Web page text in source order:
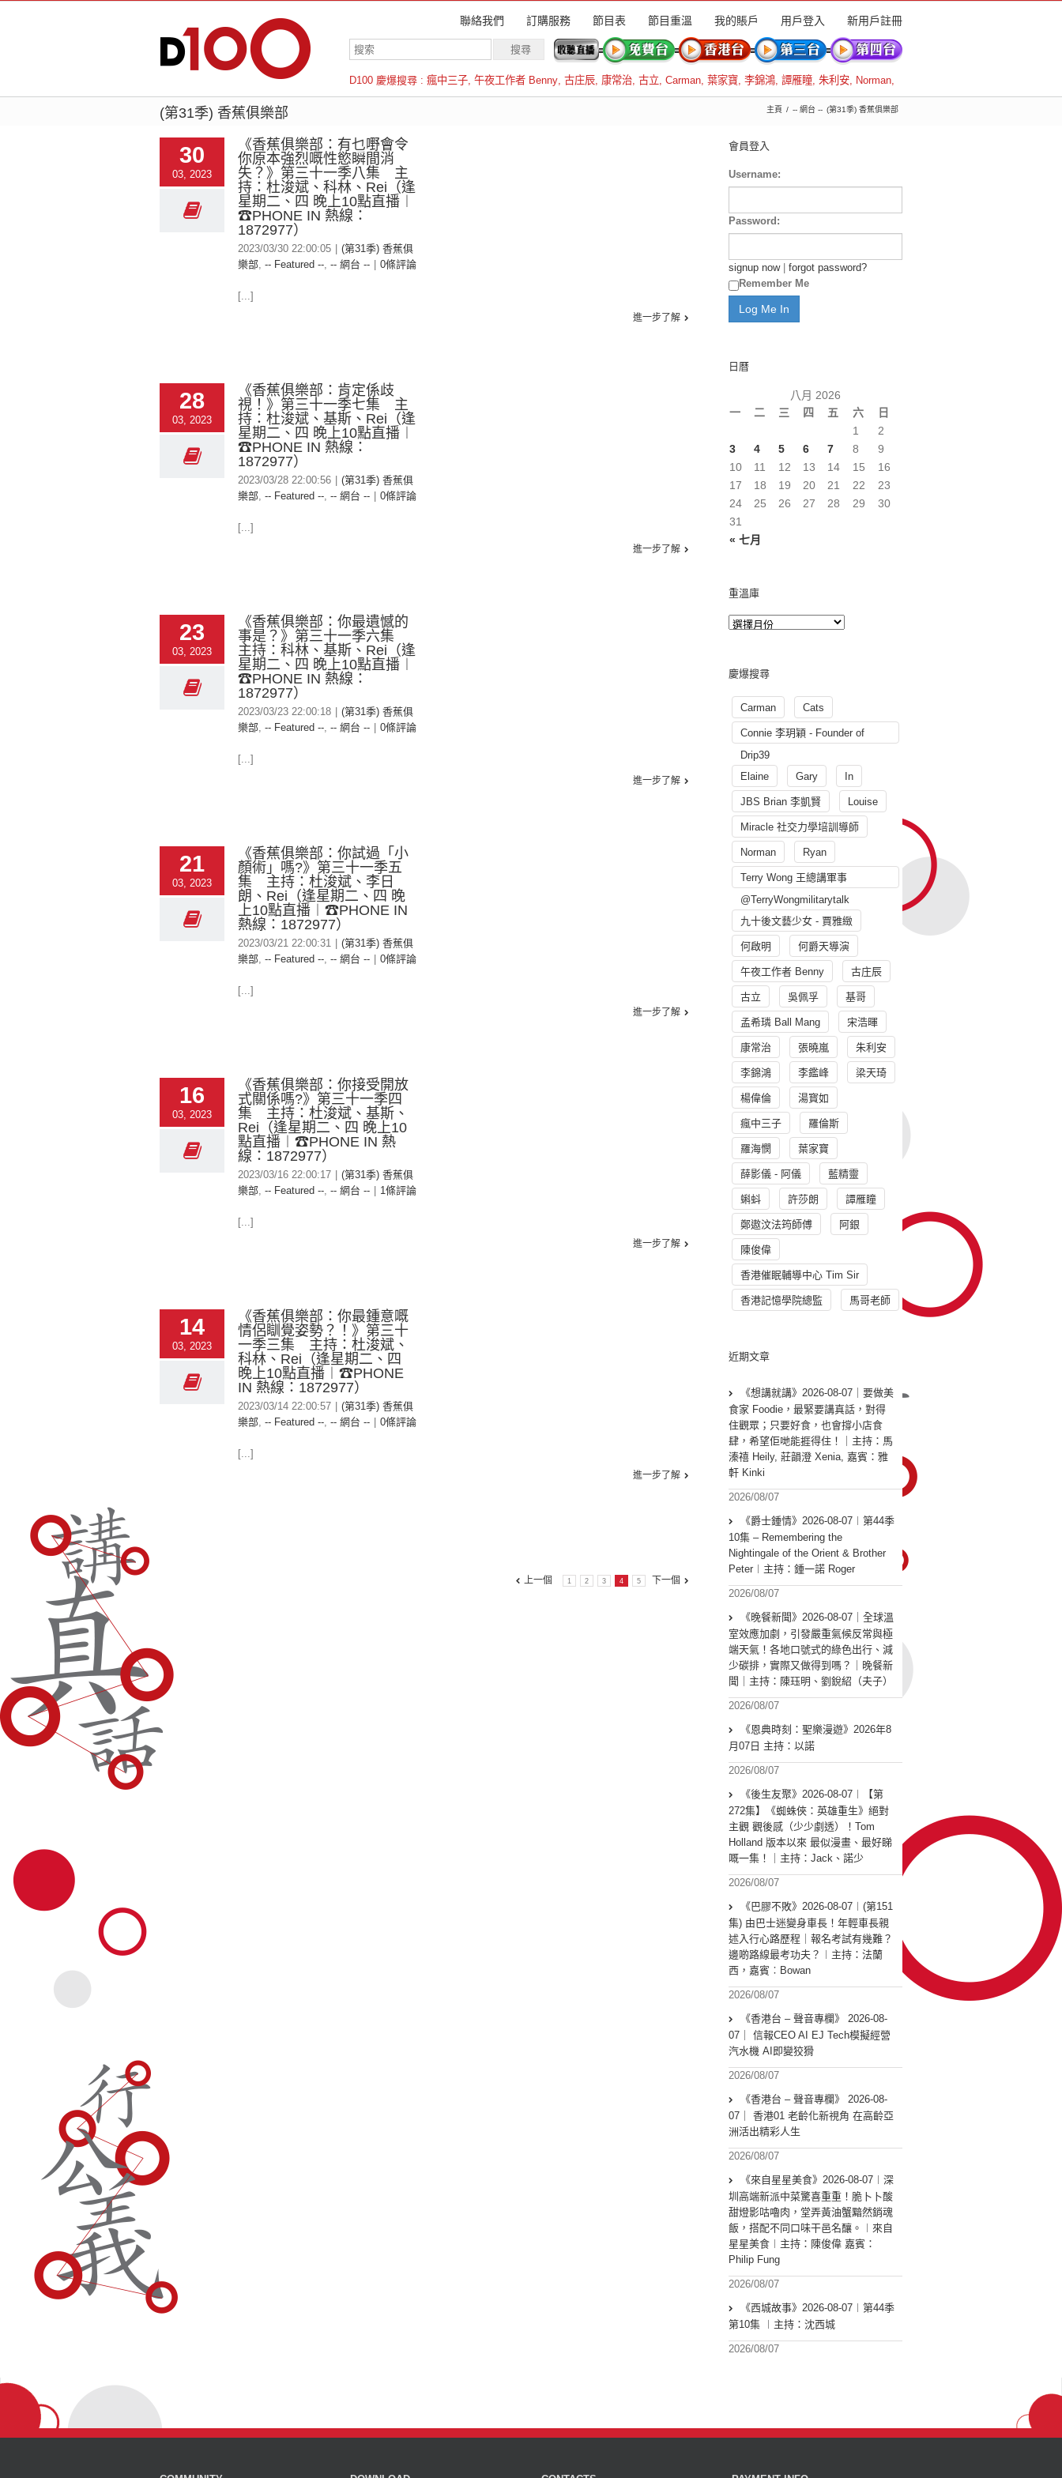
聯絡我們 訂購服務 節目表 節目重溫 我的賬戶 用戶登入 新用戶註冊
D100 慶爆搜尋 : 瘋中三子, 午夜工作者 Benny, 古庄辰, 康常治, 古立, Carman, 葉家寶, 李錦鴻, 譚雁瞳, 朱利安, Norman,
羅倫斯
(第31季) 香蕉俱樂部 主頁 -- 網台 -- (第31季) 香蕉俱樂部
30
03, 2023
《香蕉俱樂部：有乜嘢會令
你原本強烈嘅性慾瞬間消
失？》第三十一季八集 主
持：杜浚斌、科林、Rei（逢
星期二、四 晚上10點直播︱
☎PHONE IN 熱線：
1872977）
2023/03/30 22:00:05
(第31季) 香蕉俱
樂部, -- Featured --, -- 網台 -- 0條評論
[...]
進一步了解
28
03, 2023
《香蕉俱樂部：肯定係歧
視！》第三十一季七集 主
持：杜浚斌、基斯、Rei（逢
星期二、四 晚上10點直播︱
☎PHONE IN 熱線：
1872977）
2023/03/28 22:00:56
(第31季) 香蕉俱
樂部, -- Featured --, -- 網台 -- 0條評論
[...]
進一步了解
23
03, 2023
《香蕉俱樂部：你最遺憾的
事是？》第三十一季六集
主持：科林、基斯、Rei（逢
星期二、四 晚上10點直播︱
☎PHONE IN 熱線：
1872977）
2023/03/23 22:00:18
(第31季) 香蕉俱
樂部, -- Featured --, -- 網台 -- 0條評論
[...]
進一步了解
21
03, 2023
《香蕉俱樂部：你試過「小
顏術」嗎?》第三十一季五
集 主持：杜浚斌、李日
朗、Rei（逢星期二、四 晚
上10點直播︱☎PHONE IN
熱線：1872977）
2023/03/21 22:00:31
(第31季) 香蕉俱
樂部, -- Featured --, -- 網台 -- 0條評論
[...]
進一步了解
16
03, 2023
《香蕉俱樂部：你接受開放
式關係嗎?》第三十一季四
集 主持：杜浚斌、基斯、
Rei（逢星期二、四 晚上10
點直播︱☎PHONE IN 熱
線：1872977）
2023/03/16 22:00:17
(第31季) 香蕉俱
樂部, -- Featured --, -- 網台 -- 1條評論
[...]
進一步了解
14
03, 2023
《香蕉俱樂部：你最鍾意嘅
情侶瞓覺姿勢？！》第三十
一季三集 主持：杜浚斌、
科林、Rei（逢星期二、四
晚上10點直播︱☎PHONE
IN 熱線：1872977）
2023/03/14 22:00:57
(第31季) 香蕉俱
樂部, -- Featured --, -- 網台 -- 0條評論
[...]
進一步了解
上一個 1 2 3 4 5 下一個
會員登入
Username:
Password:
signup now| forgot password?
Remember Me
日曆
八月 2026
一
二 三 四 五 六 日
« 七月
1
2
3
4 5 6 7 8
9
10
11 12 13 14 15
16
17
18 19 20 21 22
23
24
25 26 27 28 29
30
31
重溫庫
慶爆搜尋
Carman Cats
Connie 李玥穎 - Founder of
Drip39
Elaine
Gary In
JBS Brian 李凱賢 Louise
Miracle 社交力學培訓導師
Norman Ryan
Terry Wong 王總講軍事
@TerryWongmilitarytalk
九十後文藝少女 - 賈雅緻
何啟明 何爵天導演
午夜工作者 Benny 古庄辰
古立 吳佩孚 基哥
孟希璘 Ball Mang 宋浩暉
康常治 張曉嵐 朱利安
李錦鴻 李鑑峰 梁天琦
楊偉倫 湯寳如
瘋中三子 羅倫斯
羅海憫 葉家寶
薛影儀 - 阿儀 藍精靈
蝌蚪 許莎朗 譚雁瞳
鄭遨汶法筠師傅 阿銀
陳俊偉
香港催眠輔導中心 Tim Sir
香港記憶學院總監 馬哥老師
近期文章
《想講就講》2026-08-07｜要做美
食家 Foodie，最緊要講真話，對得
住觀眾；只要好食，也會撐小店食
肆，希望佢哋能捱得住！｜主持：馬
溱禧 Heily, 莊韻澄 Xenia, 嘉賓：雅
軒 Kinki
2026/08/07
《爵士鍾情》2026-08-07︱第44季
10集 – Remembering the
Nightingale of the Orient & Brother
Peter︱主持：鍾一諾 Roger
2026/08/07
《晚餐新聞》2026-08-07｜全球溫
室效應加劇，引發嚴重氣候反常與極
端天氣！各地口號式的綠色出行、減
少碳排，實際又做得到嗎？｜晚餐新
聞｜主持：陳珏明、劉銳紹（夫子）
2026/08/07
《恩典時刻：聖樂漫遊》2026年8
月07日 主持：以諾
2026/08/07
《後生友聚》2026-08-07︱【第
272集】《蜘蛛俠：英雄重生》絕對
主觀 觀後感（少少劇透）！Tom
Holland 版本以來 最似漫畫、最好睇
嘅一集！｜主持：Jack、諾少
2026/08/07
《巴膠不敗》2026-08-07︱(第151
集) 由巴士迷變身車長！年輕車長親
述入行心路歷程｜報名考試有幾難？
邊啲路線最考功夫？︱主持：法蘭
西，嘉賓︰Bowan
2026/08/07
《香港台 – 聲音專欄》 2026-08-
07｜ 信報CEO AI EJ Tech模擬經營
汽水機 AI即變狡猾
2026/08/07
《香港台 – 聲音專欄》 2026-08-
07｜ 香港01 老齡化新視角 在高齡亞
洲活出精彩人生
2026/08/07
《來自星星美食》2026-08-07︱深
圳高端新派中菜驚喜重重！脆卜卜酸
甜燈影咕嚕肉，堂弄黃油蟹黯然銷魂
飯，搭配不同口味干邑名釀。︱來自
星星美食︱主持：陳俊偉 嘉賓：
Philip Fung
2026/08/07
《西城故事》2026-08-07︱第44季
第10集 ︱主持：沈西城
2026/08/07